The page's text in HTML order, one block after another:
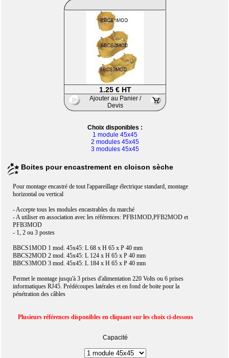
1.25 € HT
Ajouter au Panier /
Devis
Choix disponibles :
1 module 45x45
2 modules 45x45
3 modules 45x45
Boites pour encastrement en cloison sèche
Pour montage encastré de tout l'appareillage électrique standard, montage
horizontal ou vertical
- Accepte tous les modules encastrables du marché
- A utiliser en association avec les références: PFB1MOD,PFB2MOD et
PFB3MOD
- 1, 2 ou 3 postes
BBCS1MOD 1 mod. 45x45: L 68 x H 65 x P 40 mm
BBCS2MOD 2 mod. 45x45: L 124 x H 65 x P 40 mm
BBCS3MOD 3 mod. 45x45: L 184 x H 65 x P 40 mm
Permet le montage jusqu'à 3 prises d'alimentation 220 Volts ou 6 prises
informatiques RJ45. Prédécoupes latérales et en fond de boite pour la
pénétration des câbles
Plusieurs références disponibles en cliquant sur les choix ci-dessous
Capacité